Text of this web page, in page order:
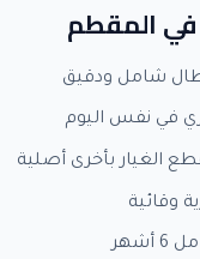
في المقطم
شامل ودقيق
في نفس اليوم
الغيار بأخرى أصلية
وقائية